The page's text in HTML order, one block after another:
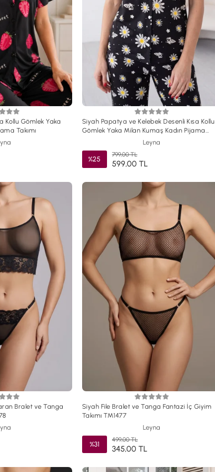
Kollu Gömlek Yaka
Takımı
Siyah Papatya ve Kelebek Desenli Kısa Kollu
Gömlek Yaka Milan Kumaş Kadın Pijama
Leyna
%25
799,00 TL
599,00 TL
Bralet ve Tanga
Siyah File Bralet ve Tanga Fantazi İç Giyim
Takımı TM1477
Leyna
%31
499,00 TL
345,00 TL